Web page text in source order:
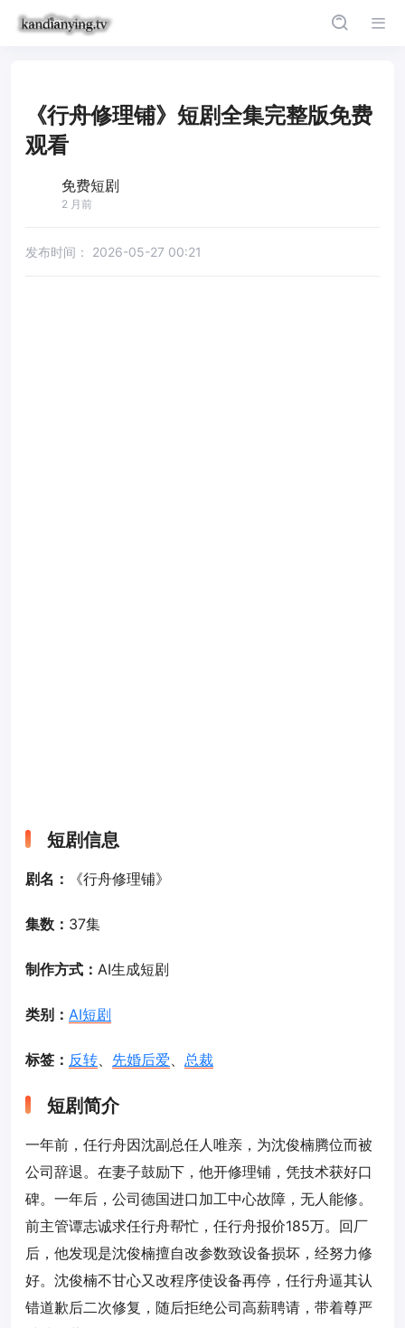
《行舟修理铺》短剧全集完整版免费
观看
免费短剧
2 月前
发布时间： 2026-05-27 00:21
短剧信息
剧名： 《行舟修理铺》
集数： 37集
制作方式： AI生成短剧
类别： AI短剧
标签： 反转、 先婚后爱、 总裁
短剧简介
一年前，任行舟因沈副总任人唯亲，为沈俊楠腾位而被
公司辞退。在妻子鼓励下，他开修理铺，凭技术获好口
碑。一年后，公司德国进口加工中心故障，无人能修。
前主管谭志诚求任行舟帮忙，任行舟报价185万。回厂
后，他发现是沈俊楠擅自改参数致设备损坏，经努力修
好。沈俊楠不甘心又改程序使设备再停，任行舟逼其认
错道歉后二次修复，随后拒绝公司高薪聘请，带着尊严